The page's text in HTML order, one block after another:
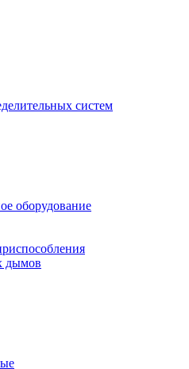
систем
оборудование
дымов